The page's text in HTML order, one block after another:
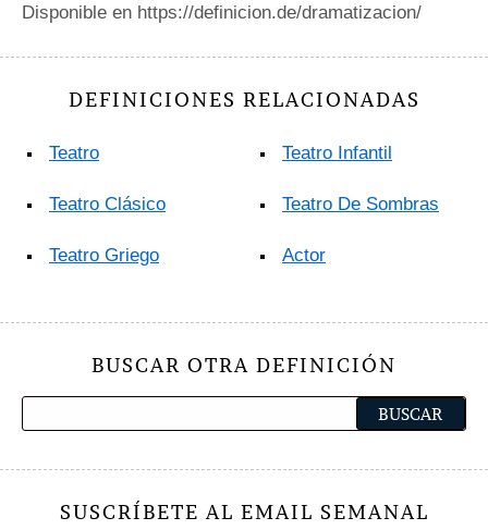
Disponible en https://definicion.de/dramatizacion/
DEFINICIONES RELACIONADAS
Teatro
Teatro Clásico
Teatro Griego
Teatro Infantil
Teatro De Sombras
Actor
BUSCAR OTRA DEFINICIÓN
SUSCRÍBETE AL EMAIL SEMANAL